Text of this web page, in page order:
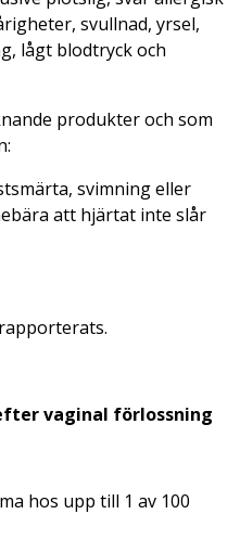
svullnad, yrsel,
lågt blodtryck och
produkter och som
svimning eller
att hjärtat inte slår
vaginal förlossning
hos upp till 1 av 100